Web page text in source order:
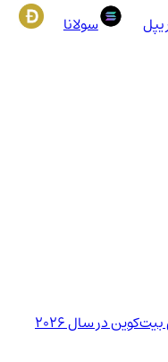
سولانا
در سال 2026